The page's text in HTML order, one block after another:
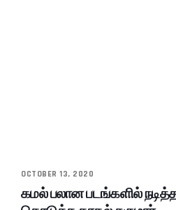
OCTOBER 13, 2020
கமல் பலான படங்களில்